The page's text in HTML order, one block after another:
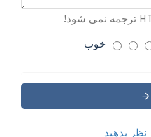
خوب
نظر بدهید